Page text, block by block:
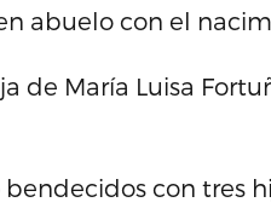
abuelo con el
de María Luisa
bendecidos con tres